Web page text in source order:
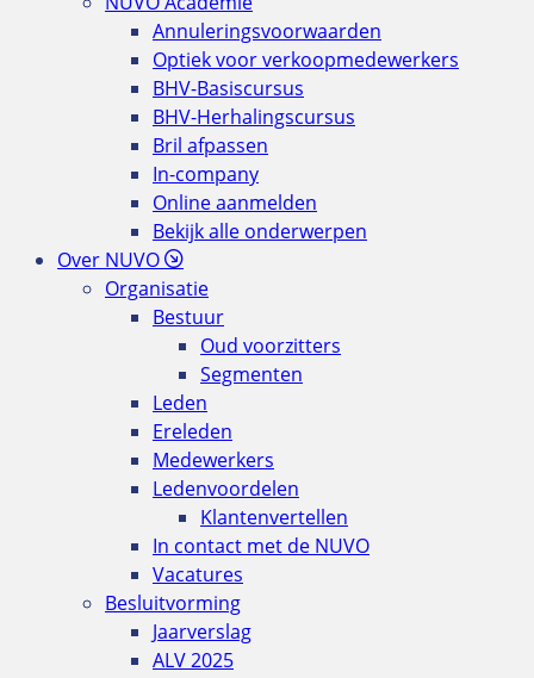
Annuleringsvoorwaarden
Optiek voor verkoopmedewerkers
BHV-Basiscursus
BHV-Herhalingscursus
Bril afpassen
In-company
Online aanmelden
Bekijk alle onderwerpen
Over NUVO
Organisatie
Bestuur
Oud voorzitters
Segmenten
Leden
Ereleden
Medewerkers
Ledenvoordelen
Klantenvertellen
In contact met de NUVO
Vacatures
Besluitvorming
Jaarverslag
ALV 2025